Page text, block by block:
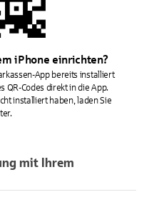
iPhone einrichten?
App bereits installiert
QR-Codes direkt in die App.
installiert haben, laden Sie
mit Ihrem